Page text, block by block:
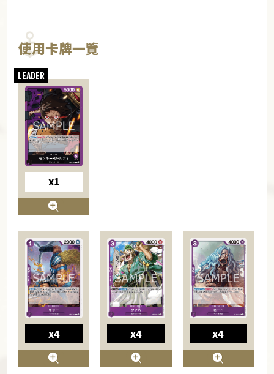
使用卡牌一覽
x1
x4 x4 x4